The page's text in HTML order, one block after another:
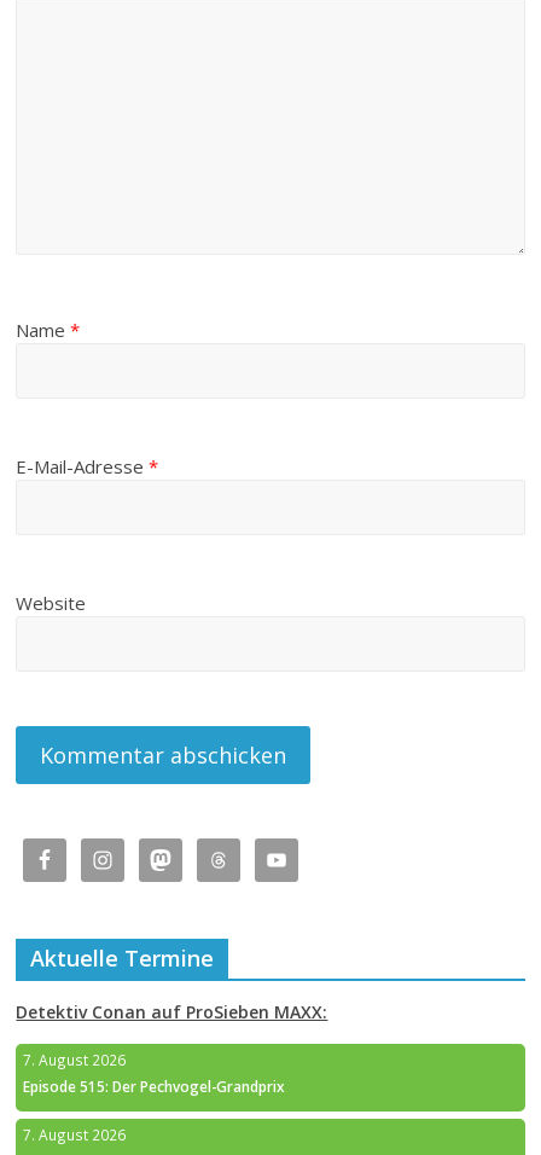
Name*
E-Mail-Adresse*
Website
Aktuelle Termine
Detektiv Conan auf ProSieben MAXX:
7. August 2026
Episode 515: Der Pechvogel-Grandprix
7. August 2026